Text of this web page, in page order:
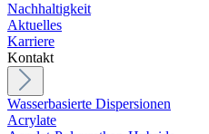
Nachhaltigkeit
Aktuelles
Karriere
Kontakt
Wasserbasierte Dispersionen
Acrylate